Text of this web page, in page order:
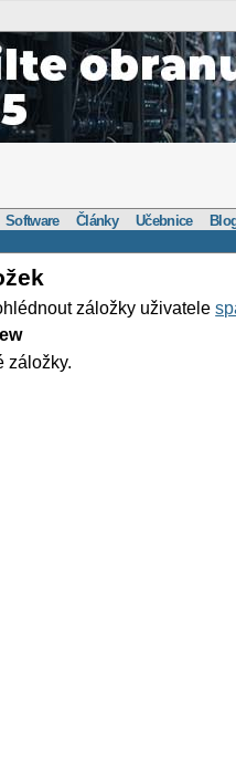
Software Články Učebnice
záložky uživatele
záložky.